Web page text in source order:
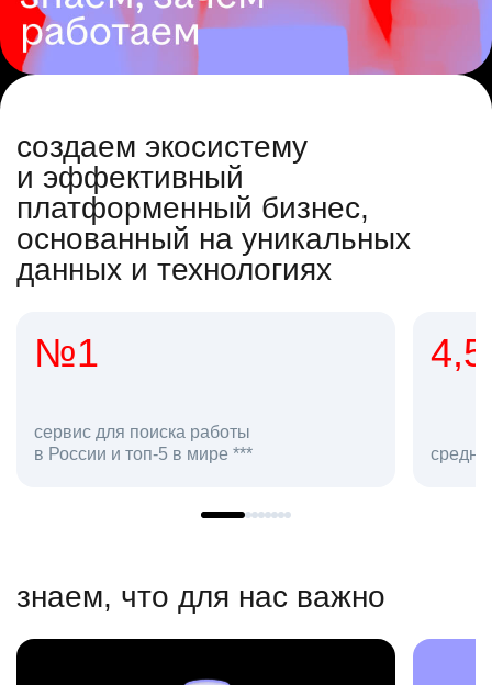
создаем экосистему
и эффективный
платформенный бизнес,
основанный на уникальных
данных и технологиях
для поиска работы
и топ-5 в мире ***
средняя оценка
знаем, что для нас важно